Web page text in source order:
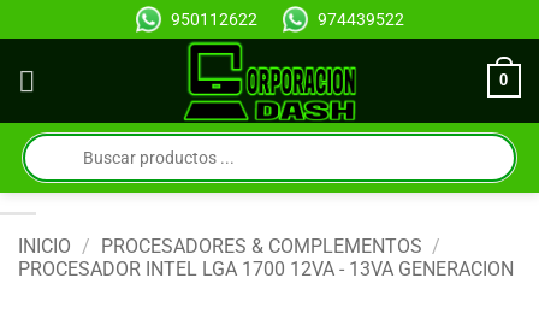
al
contenido
950112622 974439522
0
Búsqueda
de
productos
INICIO / PROCESADORES & COMPLEMENTOS /
PROCESADOR INTEL LGA 1700 12VA - 13VA GENERACION